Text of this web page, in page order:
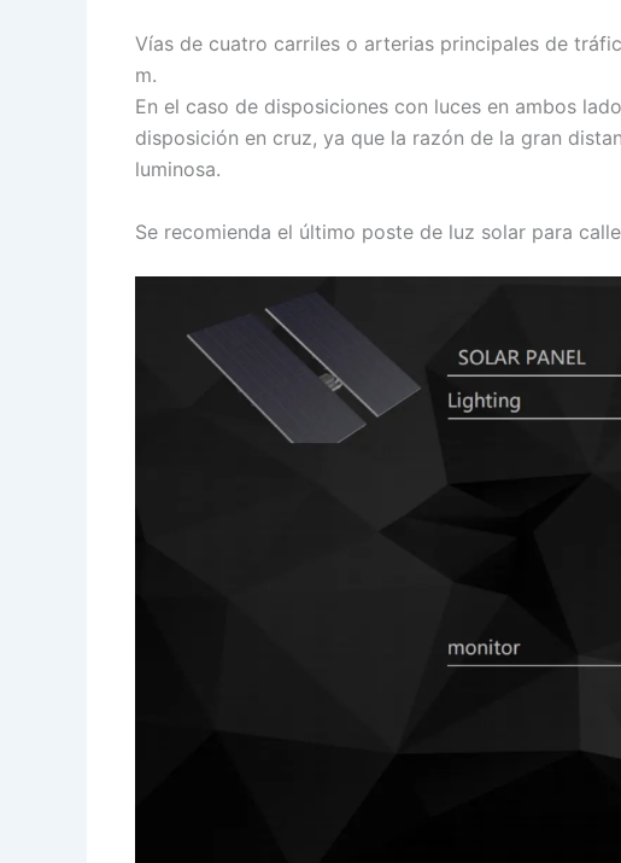
Vías de cuatro carriles o arterias principales de
m.
En el caso de disposiciones con luces en ambos
disposición en cruz, ya que la razón de la gran
luminosa.
Se recomienda el último poste de luz solar para